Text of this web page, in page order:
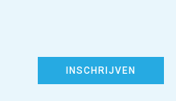
INSCHRIJVEN